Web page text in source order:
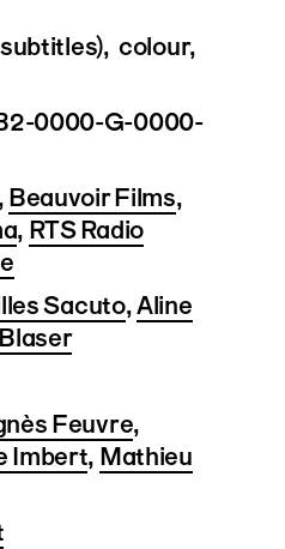
colour,
0000-G-0000-
, Beauvoir Films,
, RTS Radio
Sacuto,Aline
Feuvre,
Imbert, Mathieu